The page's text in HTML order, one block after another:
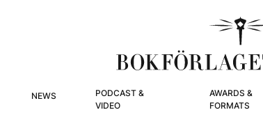
NEWS
PODCAST &
VIDEO
AWARDS &
FORMATS